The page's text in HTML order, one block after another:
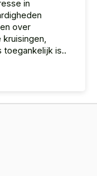
in
over
toegankelijk is..